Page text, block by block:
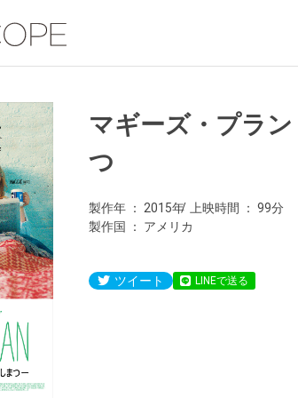
マギーズ・プラ
つ
製作年 2015年 上映時間
99分
製作国
アメリカ
ツイート LINEで送る